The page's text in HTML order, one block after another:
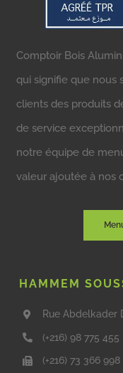
Comptoir Bois
qui signifie que nous
clients des produits
de service
notre équipe de
valeur ajoutée à nos
HAMMEM
Rue Abdelkader
(+216) 98 775 455
(+216) 73 366 998